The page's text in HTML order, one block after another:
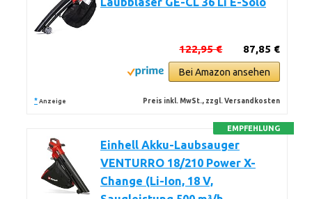
87,85 €
122,95 €
Bei Amazon ansehen
* Anzeige Preis inkl. MwSt., zzgl. Versandkosten
EMPFEHLUNG
Einhell Akku-Laubsauger
VENTURRO 18/210 Power X-
Change (Li-Ion, 18 V,